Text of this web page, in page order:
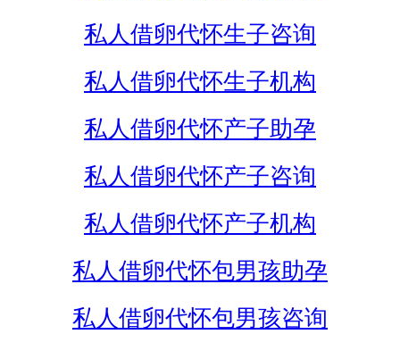
私人借卵代怀生子咨询
私人借卵代怀生子机构
私人借卵代怀产子助孕
私人借卵代怀产子咨询
私人借卵代怀产子机构
私人借卵代怀包男孩助孕
私人借卵代怀包男孩咨询